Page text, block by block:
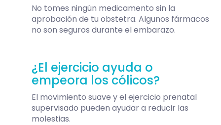
No tomes ningún medicamento sin la
aprobación de tu obstetra. Algunos fármacos
no son seguros durante el embarazo.
¿El ejercicio ayuda o
empeora los cólicos?
El movimiento suave y el ejercicio prenatal
supervisado pueden ayudar a reducir las
molestias.